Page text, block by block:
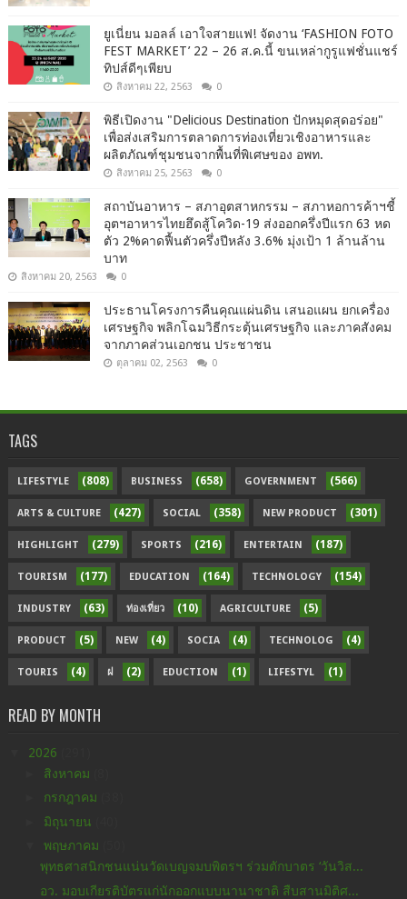
ยูเนี่ยน มอลล์ เอาใจสายแฟ! จัดงาน ‘FASHION FOTO
FEST MARKET’ 22 – 26 ส.ค.นี้ ขนเหล่ากูรูแฟชั่นแชร์
ทิปส์ดีๆเพียบ
สิงหาคม 22, 2563 0
พิธีเปิดงาน "Delicious Destination ปักหมุดสุดอร่อย"
เพื่อส่งเสริมการตลาดการท่องเที่ยวเชิงอาหารและ
ผลิตภัณฑ์ชุมชนจากพื้นที่พิเศษของ อพท.
สิงหาคม 25, 2563 0
สถาบันอาหาร – สภาอุตสาหกรรม – สภาหอการค้าฯชี้
อุตฯอาหารไทยฮึดสู้โควิด-19 ส่งออกครึ่งปีแรก 63 หด
ตัว 2%คาดฟื้นตัวครึ่งปีหลัง 3.6% มุ่งเป้า 1 ล้านล้าน
บาท
สิงหาคม 20, 2563 0
ประธานโครงการคืนคุณแผ่นดิน เสนอแผน ยกเครื่อง
เศรษฐกิจ พลิกโฉมวิธีกระตุ้นเศรษฐกิจ และภาคสังคม
จากภาคส่วนเอกชน ประชาชน
ตุลาคม 02, 2563 0
TAGS
LIFESTYLE (808) BUSINESS (658) GOVERNMENT (566)
ARTS & CULTURE (427) SOCIAL (358) NEW PRODUCT (301)
HIGHLIGHT (279) SPORTS (216) ENTERTAIN (187)
TOURISM (177) EDUCATION (164) TECHNOLOGY (154)
INDUSTRY (63) ท่องเที่ยว (10) AGRICULTURE (5)
PRODUCT (5) NEW (4) SOCIA (4) TECHNOLOG (4)
TOURIS (4) ฝ (2) EDUCTION (1) LIFESTYL (1)
READ BY MONTH
2026
สิงหาคม
กรกฎาคม
มิถุนายน
พฤษภาคม
พุทธศาสนิกชนแน่นวัดเบญจมบพิตรฯ ร่วมตักบาตร ‘วันวิส...
อว. มอบเกียรติบัตรแก่นักออกแบบนานาชาติ สืบสานมิติศ...